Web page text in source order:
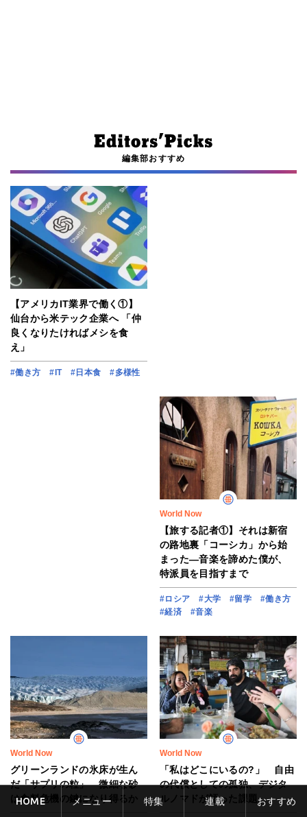
編集部おすすめ
【アメリカIT業界で働く①】
仙台から米テック企業へ 「仲
良くなりたければメシを食
え」
#働き方 #IT #日本食 #多様性
World Now
【旅する記者①】それは新宿
の路地裏「コーシカ」から始
まった―音楽を諦めた僕が、
特派員を目指すまで
#ロシア #大学 #留学
#働き方
#経済
#音楽
World Now
グリーンランドの氷床が生ん
だ「サプリの粒」 微細な砂
は食料危機の鍵になり得るか
World Now
「私はどこにいるの?」 自由
の代償としての孤独、デジタ
ルノマドが語った課題
HOME メニュー 特集 連載 おすすめ